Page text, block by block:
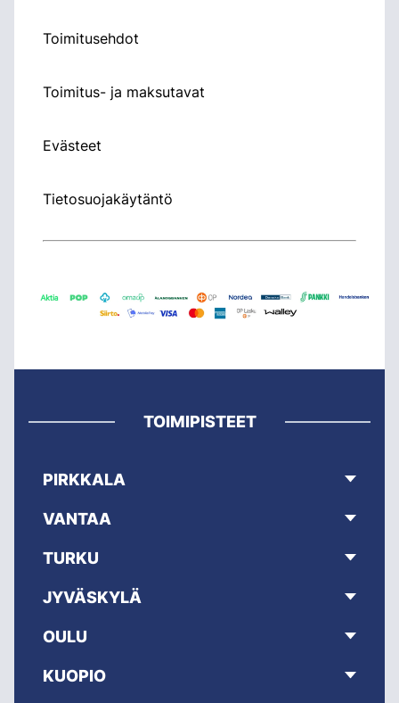
Toimitusehdot
Toimitus- ja maksutavat
Evästeet
Tietosuojakäytäntö
TOIMIPISTEET
PIRKKALA
VANTAA
TURKU
JYVÄSKYLÄ
OULU
KUOPIO